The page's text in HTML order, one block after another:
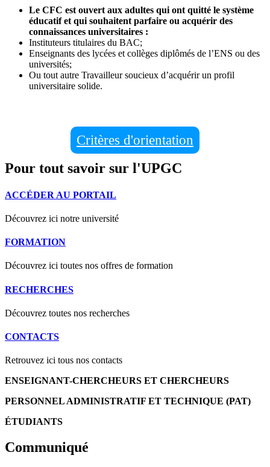
Le CFC est ouvert aux adultes qui ont quitté le système
éducatif et qui souhaitent parfaire ou acquérir des
connaissances universitaires :
Instituteurs titulaires du BAC;
Enseignants des lycées et collèges diplômés de l’ENS ou des
universités;
Ou tout autre Travailleur soucieux d’acquérir un profil
universitaire solide.
Critères d'orientation
Pour tout savoir sur l'UPGC
ACCÉDER AU PORTAIL
Découvrez ici notre université
FORMATION
Découvrez ici toutes nos offres de formation
RECHERCHES
Découvrez toutes nos recherches
CONTACTS
Retrouvez ici tous nos contacts
ENSEIGNANT-CHERCHEURS ET CHERCHEURS
PERSONNEL ADMINISTRATIF ET TECHNIQUE (PAT)
ÉTUDIANTS
Communiqué